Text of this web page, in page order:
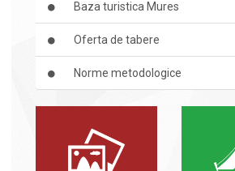
Baza turistica Mures
Oferta de tabere
Norme metodologice